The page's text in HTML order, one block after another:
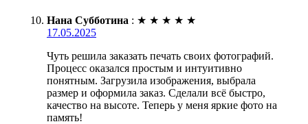
Нана Субботина : ★ ★ ★ ★ ★
17.05.2025
Чуть решила заказать печать своих фотографий.
Процесс оказался простым и интуитивно
понятным. Загрузила изображения, выбрала
размер и оформила заказ. Сделали всё быстро,
качество на высоте. Теперь у меня яркие фото на
память!